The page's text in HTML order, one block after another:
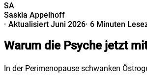
SA
Saskia Appelhoff
· Aktualisiert Juni 2026· 6 Minuten
Warum die Psyche jetzt
In der Perimenopause schwanken